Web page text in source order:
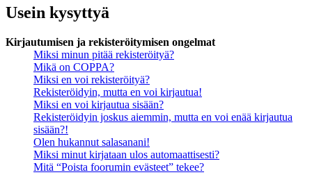
Usein kysyttyä
Kirjautumisen ja rekisteröitymisen ongelmat
Miksi minun pitää rekisteröityä?
Mikä on COPPA?
Miksi en voi rekisteröityä?
Rekisteröidyin, mutta en voi kirjautua!
Miksi en voi kirjautua sisään?
Rekisteröidyin joskus aiemmin, mutta en voi enää kirjautua
sisään?!
Olen hukannut salasanani!
Miksi minut kirjataan ulos automaattisesti?
Mitä “Poista foorumin evästeet” tekee?